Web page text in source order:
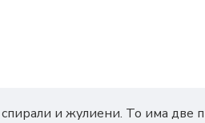
и жулиени. То има две